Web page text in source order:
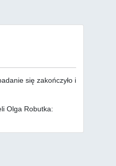
się zakończyło i
Olga Robutka: